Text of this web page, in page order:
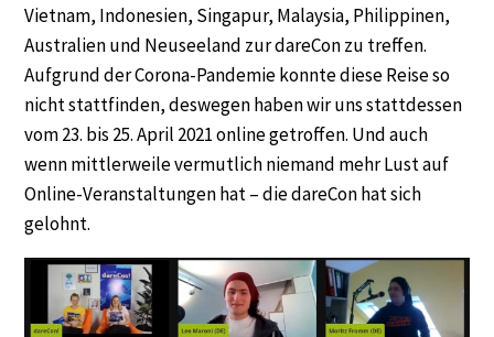
Vietnam, Indonesien, Singapur, Malaysia, Philippinen,
Australien und Neuseeland zur dareCon zu treffen.
Aufgrund der Corona-Pandemie konnte diese Reise so
nicht stattfinden, deswegen haben wir uns stattdessen
vom 23. bis 25. April 2021 online getroffen. Und auch
wenn mittlerweile vermutlich niemand mehr Lust auf
Online-Veranstaltungen hat – die dareCon hat sich
gelohnt.